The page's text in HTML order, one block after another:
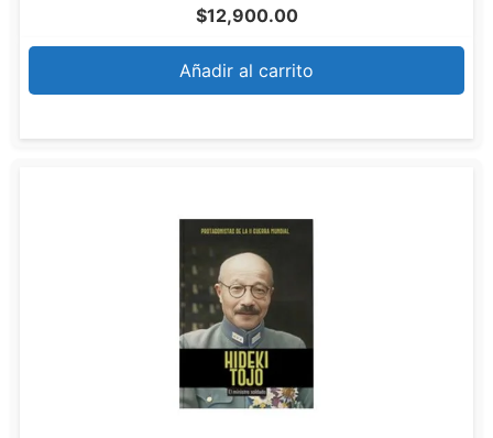
$12,900.00
Añadir al carrito